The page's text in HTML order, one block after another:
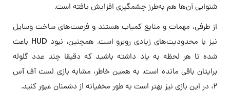
شنوایی‌ آن‌ها هم به‌طرز چشمگیری افزایش یافته است.
از طرفی، مهمات و منابع کمیاب هستند و فرصت‌های ساخت وسایل
نیز با محدودیت‌های زیادی روبرو است. همچنین، نبود HUD باعث
شده تا هر لحظه به یاد داشته باشید که دقیقا چند عدد گلوله
برایتان باقی مانده است. به همین خاطر، مشابه بازی لست آف آس
۲، در این بازی نیز بهتر است به طور مخفیانه از دشمنان عبور کنید.